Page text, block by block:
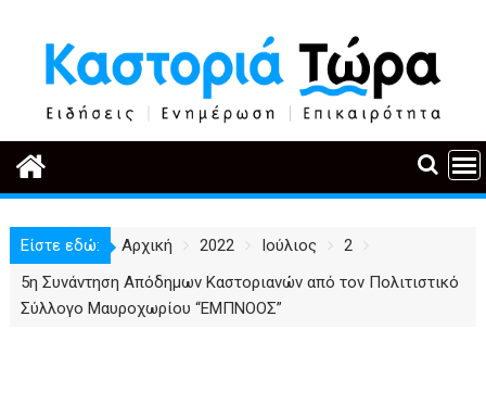
περιεχόμενο
Είστε εδώ: Αρχική 2022 Ιούλιος
2
5η Συνάντηση Απόδημων Καστοριανών από τον Πολιτιστικό
Σύλλογο Μαυροχωρίου “ΕΜΠΝΟΟΣ”